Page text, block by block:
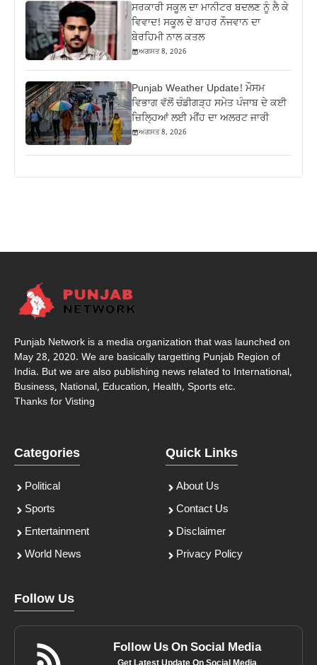
ਸਰਕਾਰੀ ਸਕੂਲ ਦਾ ਮਾਨੀਟਰ ਬਦਲਣ ਨੂੰ ਲੈ ਕੇ
ਵਿਵਾਦ! ਸਕੂਲ ਦੇ ਬਾਹਰ ਨੌਜਵਾਨ ਦਾ
ਬੇਰਹਿਮੀ ਨਾਲ ਕਤਲ
ਅਗਸਤ 8, 2026
Punjab Weather Update! ਮੌਸਮ
ਵਿਭਾਗ ਵੱਲੋਂ ਚੰਡੀਗੜ੍ਹ ਸਮੇਤ ਪੰਜਾਬ ਦੇ ਕਈ
ਜ਼ਿਲ੍ਹਿਆਂ ਲਈ ਮੀਂਹ ਦਾ ਅਲਰਟ ਜਾਰੀ
ਅਗਸਤ 8, 2026
Punjab Network is a media organization that was launched on
May 28, 2020. We are basically targetting Punjab Region of
India. But we are also publishing news related to International,
Business, National, Education, Health, Sports etc.
Thanks for Visting
Categories
Political
Sports
Entertainment
World News
Quick Links
About Us
Contact Us
Disclaimer
Privacy Policy
Follow Us
Follow Us On Social Media